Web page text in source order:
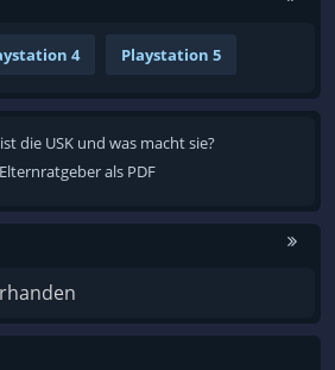
4 Playstation 5
die USK und was macht sie?
als PDF